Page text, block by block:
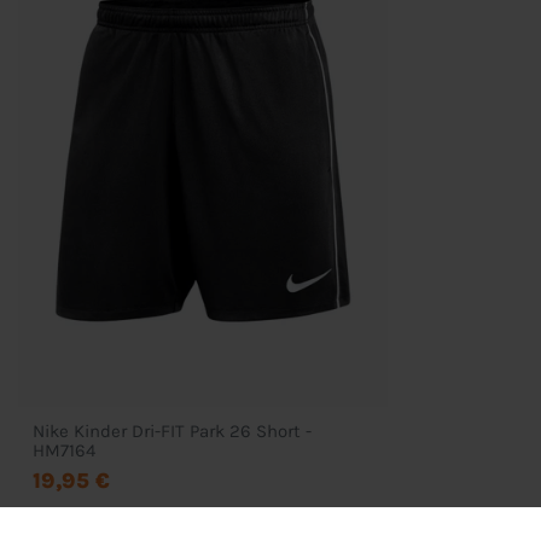
Nike Kinder Dri-FIT Park 26 Short -
HM7164
19,95 €
Mein Konto
Wunschliste
Zahlung & Versand